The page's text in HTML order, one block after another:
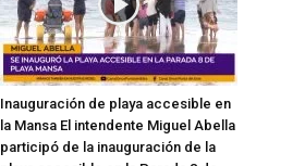
Inauguración de playa accesible en
la Mansa El intendente Miguel Abella
participó de la inauguración de la